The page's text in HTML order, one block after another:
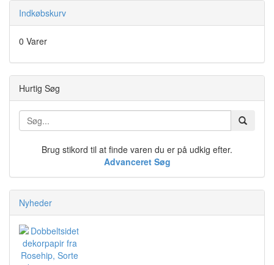
Indkøbskurv
0 Varer
Hurtig Søg
Brug stikord til at finde varen du er på udkig efter.
Advanceret Søg
Nyheder